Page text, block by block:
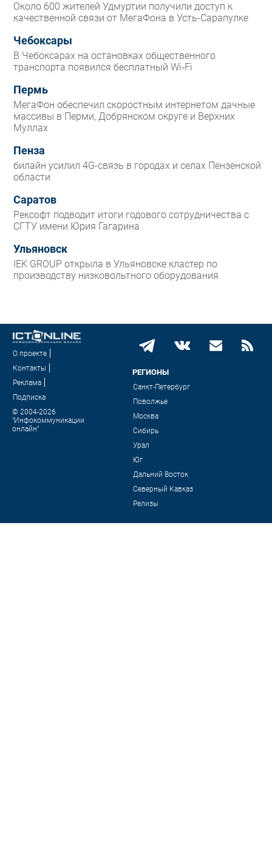
Около 600 жителей Удмуртии получили доступ к
качественной связи от МегаФона в Усть-Сарапулке
Чебоксары
В Чебоксарах на остановках общественного
транспорта появился бесплатный Wi‑Fi
Пермь
МегаФон обеспечил скоростным интернетом дачные
массивы в Перми, Добрянском округе и Верхних
Муллах
Пенза
билайн усилил 4G-связь в городах и селах Пензенской
области
Саратов
Рексофт подводит итоги годового сотрудничества с
СГТУ имени Юрия Гагарина
Ульяновск
IEK GROUP открыла в Ульяновске кластер по
производству низковольтного оборудования
О проекте
Контакты
Реклама
Подписка
© 2004-2026
"Инфокоммуникации
онлайн"
РЕГИОНЫ
Санкт-Петербург
Поволжье
Москва
Сибирь
Урал
Юг
Дальний Восток
Северный Кавказ
Релизы